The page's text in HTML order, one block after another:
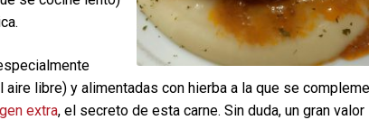
libre) y alimentadas con hierba a la que se
extra, el secreto de esta carne. Sin duda, un gran valor